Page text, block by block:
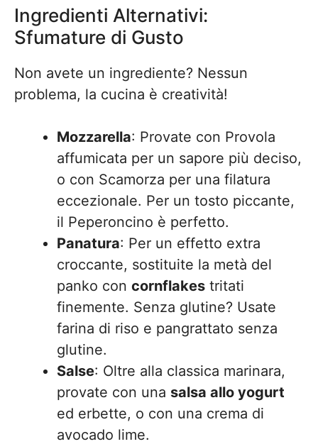
Ingredienti Alternativi:
Sfumature di Gusto
Non avete un ingrediente? Nessun
problema, la cucina è creatività!
Mozzarella: Provate con Provola
affumicata per un sapore più deciso,
o con Scamorza per una filatura
eccezionale. Per un tosto piccante,
il Peperoncino è perfetto.
Panatura: Per un effetto extra
croccante, sostituite la metà del
panko con cornflakes tritati
finemente. Senza glutine? Usate
farina di riso e pangrattato senza
glutine.
Salse: Oltre alla classica marinara,
provate con una salsa allo yogurt
ed erbette, o con una crema di
avocado lime.